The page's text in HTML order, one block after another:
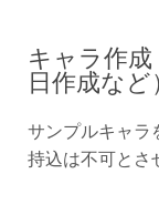
キャラ作
日作成な
サンプルキャラ
持込は不可とさ